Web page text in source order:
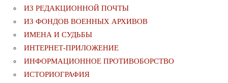
ИЗ РЕДАКЦИОННОЙ ПОЧТЫ
ИЗ ФОНДОВ ВОЕННЫХ АРХИВОВ
ИМЕНА И СУДЬБЫ
ИНТЕРНЕТ-ПРИЛОЖЕНИЕ
ИНФОРМАЦИОННОЕ ПРОТИВОБОРСТВО
ИСТОРИОГРАФИЯ